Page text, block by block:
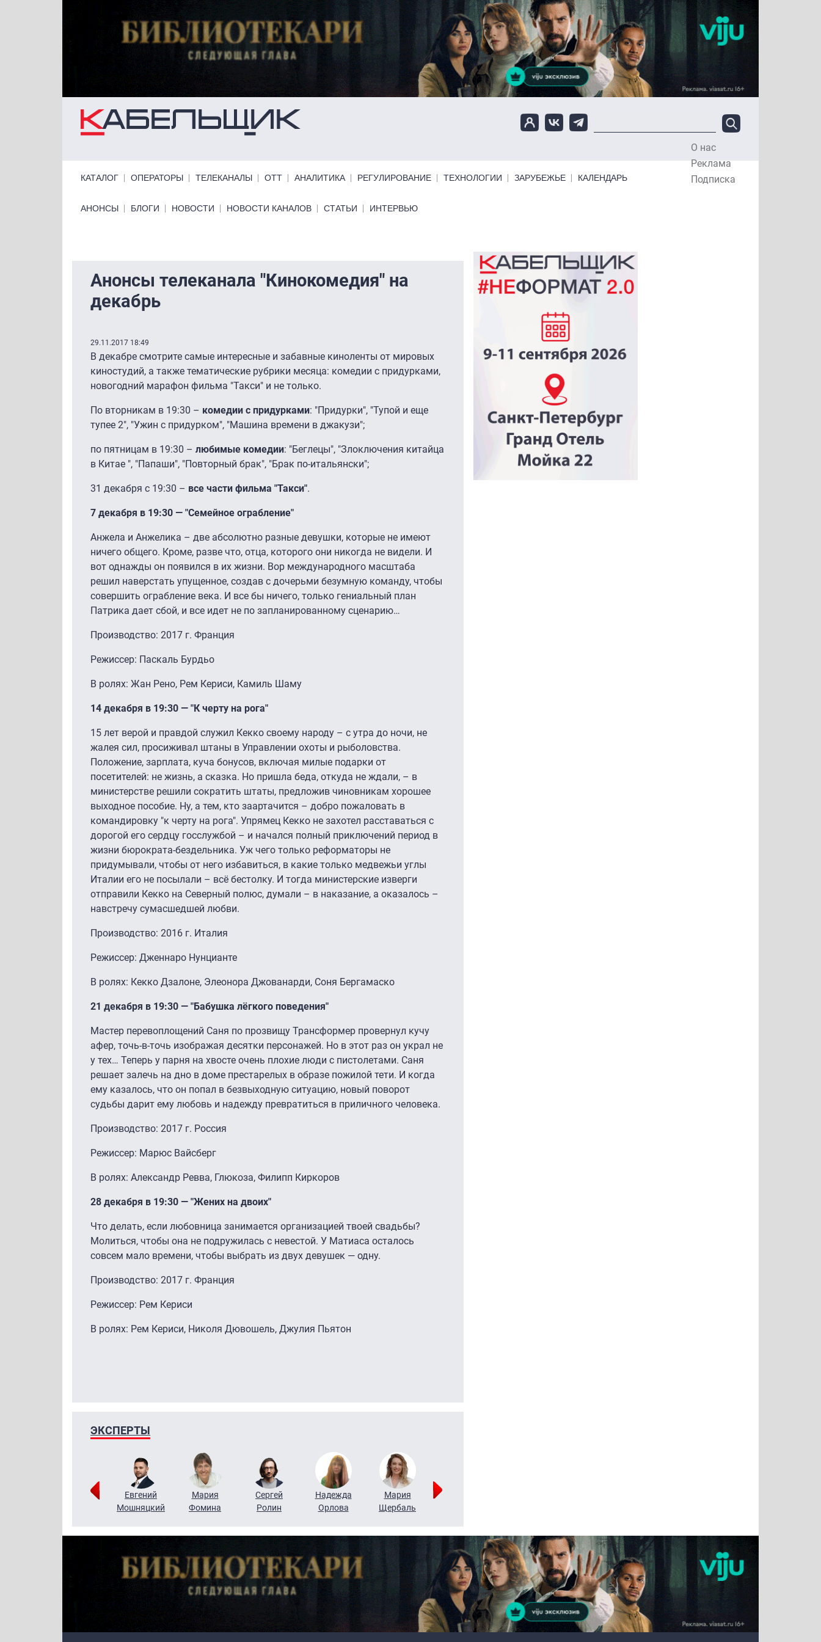
О нас
Реклама
Подписка
КАТАЛОГ ОПЕРАТОРЫ ТЕЛЕКАНАЛЫ ОТТ АНАЛИТИКА РЕГУЛИРОВАНИЕ ТЕХНОЛОГИИ ЗАРУБЕЖЬЕ КАЛЕНДАРЬ
Primary links bottom
АНОНСЫ БЛОГИ НОВОСТИ НОВОСТИ КАНАЛОВ СТАТЬИ ИНТЕРВЬЮ
Анонсы телеканала "Кинокомедия" на
декабрь
29.11.2017 18:49
В декабре смотрите самые интересные и забавные киноленты от мировых
киностудий, а также тематические рубрики месяца: комедии с придурками,
новогодний марафон фильма "Такси" и не только.
По вторникам в 19:30 – комедии с придурками: "Придурки", "Тупой и еще
тупее 2", "Ужин с придурком", "Машина времени в джакузи";
по пятницам в 19:30 – любимые комедии: "Беглецы", "Злоключения китайца
в Китае ", "Папаши", "Повторный брак", "Брак по-итальянски";
31 декабря с 19:30 – все части фильма "Такси".
7 декабря в 19:30 — "Семейное ограбление"
Анжела и Анжелика – две абсолютно разные девушки, которые не имеют
ничего общего. Кроме, разве что, отца, которого они никогда не видели. И
вот однажды он появился в их жизни. Вор международного масштаба
решил наверстать упущенное, создав с дочерьми безумную команду, чтобы
совершить ограбление века. И все бы ничего, только гениальный план
Патрика дает сбой, и все идет не по запланированному сценарию…
Производство: 2017 г. Франция
Режиссер: Паскаль Бурдьо
В ролях: Жан Рено, Рем Кериси, Камиль Шаму
14 декабря в 19:30 — "К черту на рога"
15 лет верой и правдой служил Кекко своему народу – с утра до ночи, не
жалея сил, просиживал штаны в Управлении охоты и рыболовства.
Положение, зарплата, куча бонусов, включая милые подарки от
посетителей: не жизнь, а сказка. Но пришла беда, откуда не ждали, – в
министерстве решили сократить штаты, предложив чиновникам хорошее
выходное пособие. Ну, а тем, кто заартачится – добро пожаловать в
командировку "к черту на рога". Упрямец Кекко не захотел расставаться с
дорогой его сердцу госслужбой – и начался полный приключений период в
жизни бюрократа-бездельника. Уж чего только реформаторы не
придумывали, чтобы от него избавиться, в какие только медвежьи углы
Италии его не посылали – всё бестолку. И тогда министерские изверги
отправили Кекко на Северный полюс, думали – в наказание, а оказалось –
навстречу сумасшедшей любви.
Производство: 2016 г. Италия
Режиссер: Дженнаро Нунцианте
В ролях: Кекко Дзалоне, Элеонора Джованарди, Соня Бергамаско
21 декабря в 19:30 — "Бабушка лёгкого поведения"
Мастер перевоплощений Саня по прозвищу Трансформер провернул кучу
афер, точь-в-точь изображая десятки персонажей. Но в этот раз он украл не
у тех… Теперь у парня на хвосте очень плохие люди с пистолетами. Саня
решает залечь на дно в доме престарелых в образе пожилой тети. И когда
ему казалось, что он попал в безвыходную ситуацию, новый поворот
судьбы дарит ему любовь и надежду превратиться в приличного человека.
Производство: 2017 г. Россия
Режиссер: Марюс Вайсберг
В ролях: Александр Ревва, Глюкоза, Филипп Киркоров
28 декабря в 19:30 — "Жених на двоих"
Что делать, если любовница занимается организацией твоей свадьбы?
Молиться, чтобы она не подружилась с невестой. У Матиаса осталось
совсем мало времени, чтобы выбрать из двух девушек — одну.
Производство: 2017 г. Франция
Режиссер: Рем Кериси
В ролях: Рем Кериси, Николя Дювошель, Джулия Пьятон
ЭКСПЕРТЫ
Виктор
Евгений
Мошняцкий
Мария
Фомина
Сергей
Ролин
Надежда
Орлова
Мария
Щербаль